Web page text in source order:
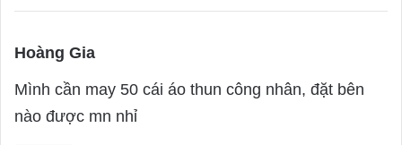
Hoàng Gia
y
Mình cần may 50 cái áo thun công nhân, đặt bên
nào được mn nhỉ